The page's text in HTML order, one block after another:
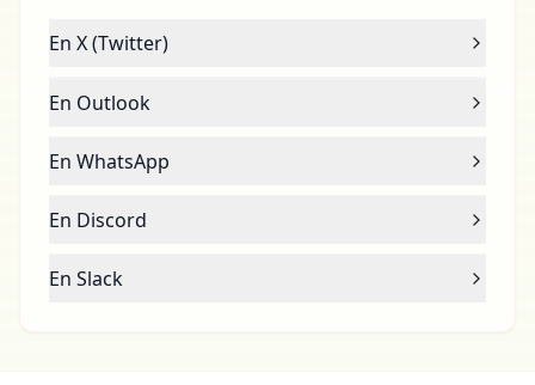
En X (Twitter)
En Outlook
En WhatsApp
En Discord
En Slack